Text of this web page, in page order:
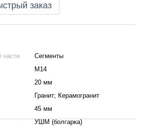
заказ
части
Сегменты
М14
20 мм
Гранит; Керамогранит
45 мм
УШМ (болгарка)